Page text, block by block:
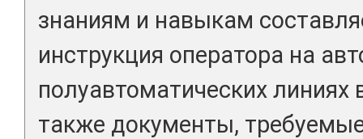
знаниям и навыкам
инструкция оператора на
полуавтоматических линиях
также документы,